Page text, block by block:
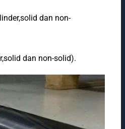
dan non-
dan non-solid).